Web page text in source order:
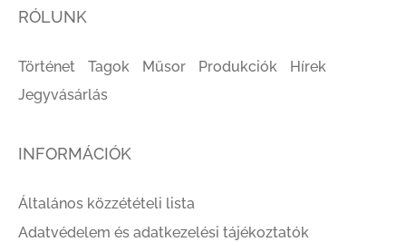
RÓLUNK
Történet Tagok Műsor Produkciók
Hírek
Jegyvásárlás
INFORMÁCIÓK
Általános közzétételi lista
Adatvédelem és adatkezelési tájékoztatók